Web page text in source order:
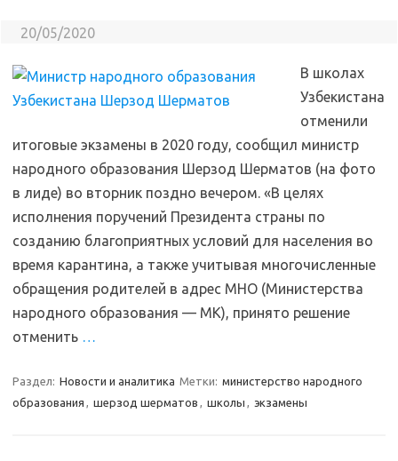
20/05/2020
В школах
Узбекистана
отменили
итоговые экзамены в 2020 году, сообщил министр
народного образования Шерзод Шерматов (на фото
в лиде) во вторник поздно вечером. «В целях
исполнения поручений Президента страны по
созданию благоприятных условий для населения во
время карантина, а также учитывая многочисленные
обращения родителей в адрес МНО (Министерства
народного образования — МК), принято решение
отменить …
Раздел: Новости и аналитика Метки: министерство народного
образования , шерзод шерматов , школы , экзамены